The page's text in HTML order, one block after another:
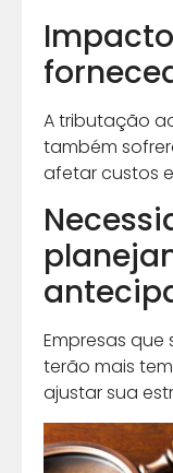
A tributação
também
afetar custos
Empresas
terão mais
ajustar sua